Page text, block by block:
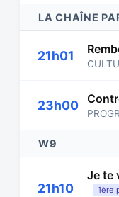
LA CHAÎNE
21h01
23h00
W9
21h10
Je te
1ère